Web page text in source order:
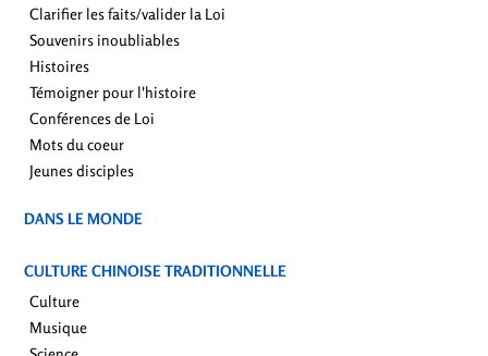
Clarifier les faits/valider la Loi
Souvenirs inoubliables
Histoires
Témoigner pour l'histoire
Conférences de Loi
Mots du coeur
Jeunes disciples
DANS LE MONDE
CULTURE CHINOISE TRADITIONNELLE
Culture
Musique